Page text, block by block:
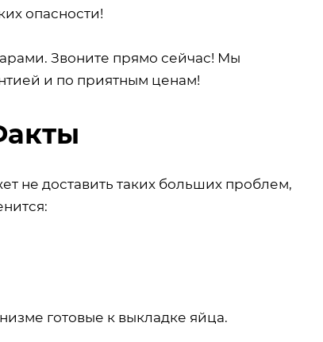
опасности!
Звоните прямо сейчас! Мы
и по приятным ценам!
не доставить таких больших проблем,
готовые к выкладке яйца.